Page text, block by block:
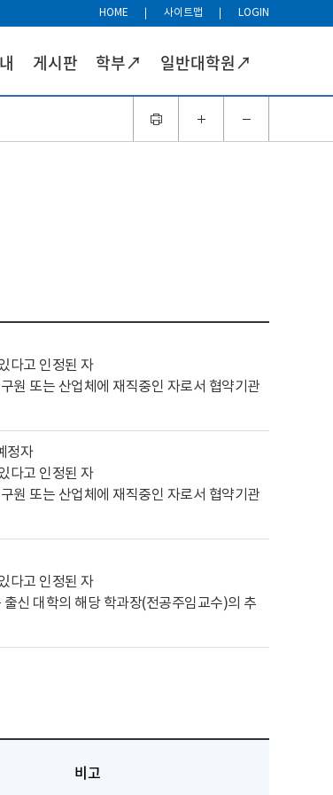
HOME 사이트맵 LOGIN
게시판 학부↗ 일반대학원↗
다고 인정된 자
원 또는 산업체에 재직중인 자로서 협약기관
정자
다고 인정된 자
원 또는 산업체에 재직중인 자로서 협약기관
다고 인정된 자
신 대학의 해당 학과장(전공주임교수)의 추
비고